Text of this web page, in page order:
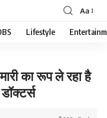
Font
Resizer
Aa
Lifestyle
का रूप ले रहा है